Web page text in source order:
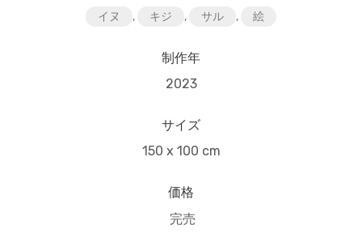
イヌ , キジ , サル , 絵
制作年
2023
サイズ
150 x 100 cm
価格
完売